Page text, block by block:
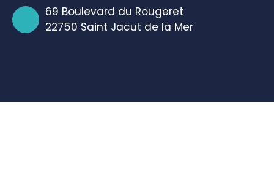
69 Boulevard du Rougeret
22750 Saint Jacut de la Mer